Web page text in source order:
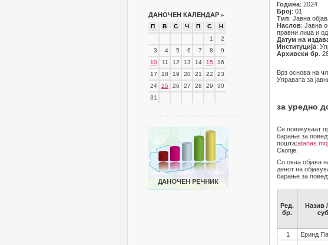
ДАНОЧЕН КАЛЕНДАР »
П В С Ч П С
Н
1
2
3
4 5 6 7 8
9
10
11 12 13 14 15
16
17
18 19 20 21 22
23
24
25 26 27 28 29
30
31
Година: 2024
Број: 01
Тип: Јавна
Наслов: Јавна
правни лица и
Датум на
Институција:
Архивски бр .
Врз основа на
Управата за
за уредно
Се повикуваат
барање за
пошта:
Скопје.
Со оваа објава
денот на
барање за
Ред.
бр.
Назив
1
Еринд